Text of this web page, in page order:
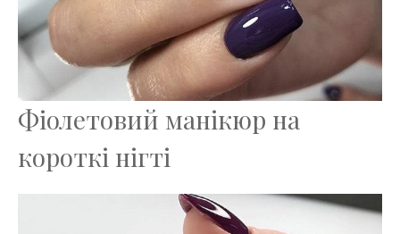
Фіолетовий манікюр на
короткі нігті